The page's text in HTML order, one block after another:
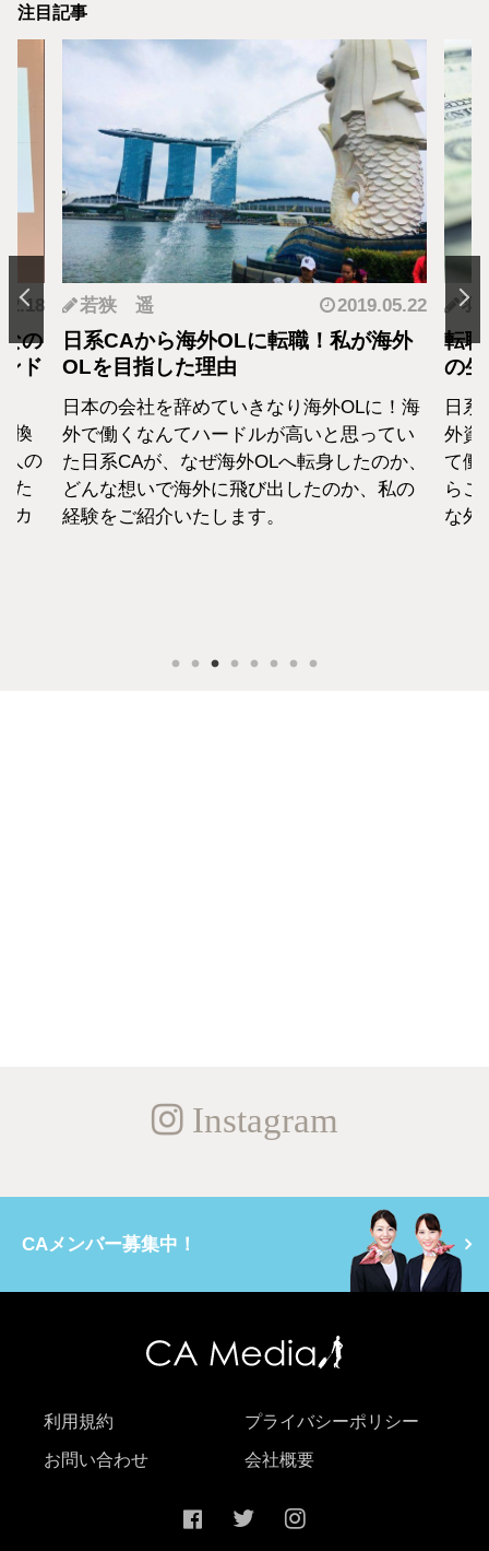
注目記事
の
ド
換
人の
た
カ
若狭 遥 2019.05.22
日系CAから海外OLに転職！私が海外
OLを目指した理由
日本の会社を辞めていきなり海外OLに！海
外で働くなんてハードルが高いと思ってい
た日系CAが、なぜ海外OLへ転身したのか、
どんな想いで海外に飛び出したのか、私の
経験をご紹介いたします。
羽
転
の
日
外資
て働
らこ
な外
Instagram
CAメンバー募集中！
利用規約 プライバシーポリシー
お問い合わせ 会社概要